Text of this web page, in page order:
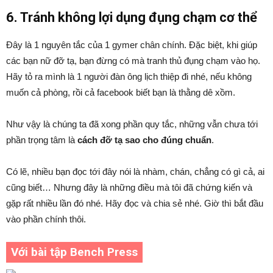
6. Tránh không lợi dụng đụng chạm cơ thể
Đây là 1 nguyên tắc của 1 gymer chân chính. Đặc biệt, khi giúp
các bạn nữ đỡ tạ, bạn đừng có mà tranh thủ đụng chạm vào họ.
Hãy tỏ ra mình là 1 người đàn ông lịch thiệp đi nhé, nếu không
muốn cả phòng, rồi cả facebook biết bạn là thằng dê xồm.
Như vậy là chúng ta đã xong phần quy tắc, những vẫn chưa tới
phần trọng tâm là cách đỡ tạ sao cho đúng chuẩn.
Có lẽ, nhiều bạn đọc tới đây nói là nhàm, chán, chẳng có gì cả, ai
cũng biết… Nhưng đây là những điều mà tôi đã chứng kiến và
gặp rất nhiều lần đó nhé. Hãy đọc và chia sẻ nhé. Giờ thì bắt đầu
vào phần chính thôi.
Với bài tập Bench Press